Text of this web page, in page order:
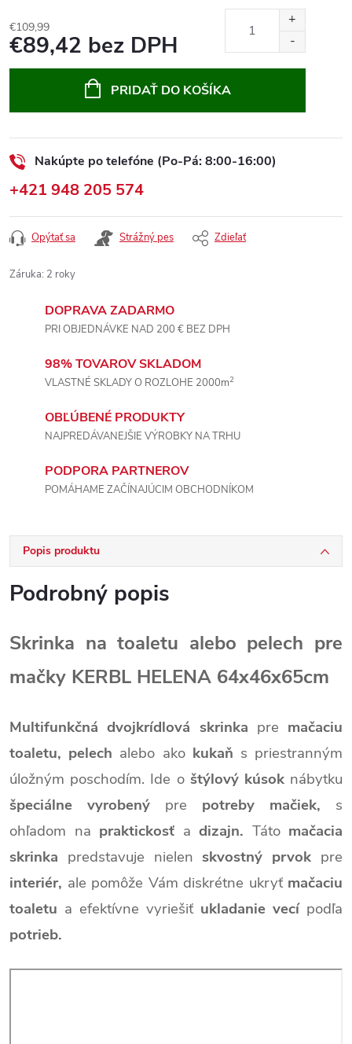
€109,99
€89,42 bez DPH
PRIDAŤ DO KOŠÍKA
Nakúpte po telefóne (Po-Pá: 8:00-16:00)
+421 948 205 574
Opýtať sa Strážný pes Zdieľať
Záruka: 2 roky
DOPRAVA ZADARMO
PRI OBJEDNÁVKE NAD 200 € BEZ DPH
98% TOVAROV SKLADOM
VLASTNÉ SKLADY O ROZLOHE 2000m2
OBĽÚBENÉ PRODUKTY
NAJPREDÁVANEJŠIE VÝROBKY NA TRHU
PODPORA PARTNEROV
POMÁHAME ZAČÍNAJÚCIM OBCHODNÍKOM
Popis produktu
Podrobný popis
Skrinka na toaletu alebo pelech pre
mačky KERBL HELENA 64x46x65cm
Multifunkčná dvojkrídlová skrinka pre mačaciu
toaletu, pelech alebo ako kukaň s priestranným
úložným poschodím. Ide o štýlový kúsoknábytku
špeciálne vyrobený pre potreby mačiek, s
ohľadom na praktickosť a dizajn. Táto mačacia
skrinka predstavuje nielenskvostný prvok pre
interiér, ale pomôže Vám diskrétne ukryť mačaciu
toaletu a efektívne vyriešiť ukladanie vecípodľa
potrieb.